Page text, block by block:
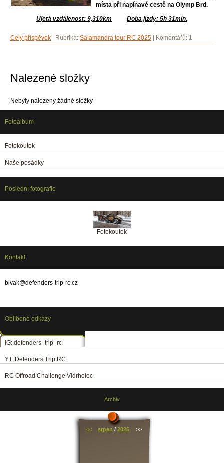
místa při napínavé cestě na Olymp Brd.
Ujetá vzdálenost: 9,310km
Doba jízdy: 5h 31min.
Celý příspěvek Rubrika: Salamandra tour RC 2025 Komentářů: 1
Nalezené složky
Nebyly nalezeny žádné složky
Fotoalbum
Fotokoutek
Naše posádky
Poslední fotografie
Fotokoutek
Kontakt
bivak@defenders-trip-rc.cz
Oblíbené odkazy
IG: defenders_trip_rc
YT: Defenders Trip RC
RC Offroad Challenge Vidrholec
Archiv
<< srpen / 2025 >>